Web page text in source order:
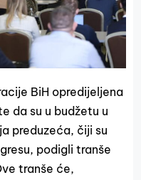
BiH opredijeljena
da su u budžetu u
preduzeća, čiji su
podigli tranše
tranše će,